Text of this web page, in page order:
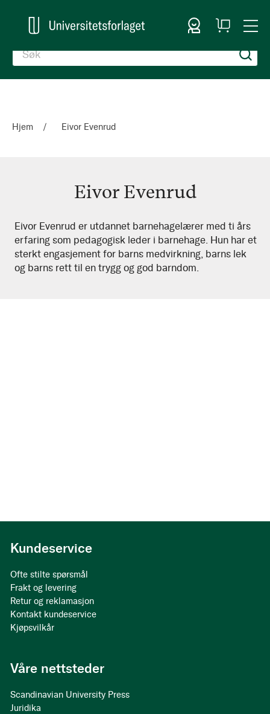
Logg inn
Handlekurv
Hjem Eivor Evenrud
Eivor Evenrud
Eivor
Evenrud
Eivor Evenrud er utdannet barnehagelærer med ti års
erfaring som pedagogisk leder i barnehage. Hun har et
sterkt engasjement for barns medvirkning, barns lek
og barns rett til en trygg og god barndom.
Kundeservice
Ofte stilte spørsmål
Frakt og levering
Retur og reklamasjon
Kontakt kundeservice
Kjøpsvilkår
Våre nettsteder
Scandinavian University Press
Juridika